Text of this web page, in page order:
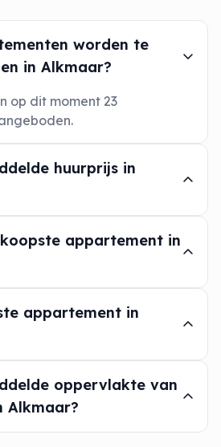
worden te
in Alkmaar?
op dit moment 23
huurprijs in
appartement in
appartement in
oppervlakte van
Alkmaar?